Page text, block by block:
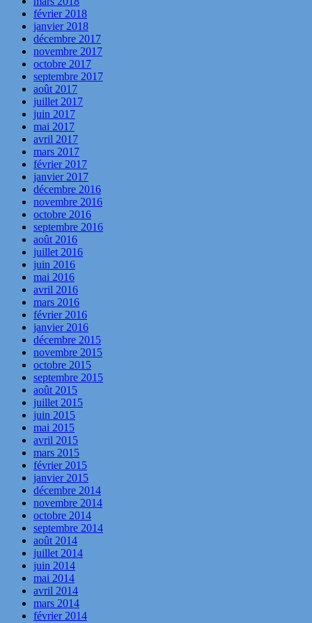
février 2018
janvier 2018
décembre 2017
novembre 2017
octobre 2017
septembre 2017
août 2017
juillet 2017
juin 2017
mai 2017
avril 2017
mars 2017
février 2017
janvier 2017
décembre 2016
novembre 2016
octobre 2016
septembre 2016
août 2016
juillet 2016
juin 2016
mai 2016
avril 2016
mars 2016
février 2016
janvier 2016
décembre 2015
novembre 2015
octobre 2015
septembre 2015
août 2015
juillet 2015
juin 2015
mai 2015
avril 2015
mars 2015
février 2015
janvier 2015
décembre 2014
novembre 2014
octobre 2014
septembre 2014
août 2014
juillet 2014
juin 2014
mai 2014
avril 2014
mars 2014
février 2014